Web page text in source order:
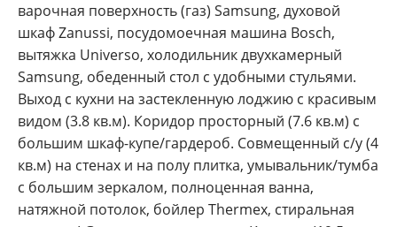
варочная поверхность (газ) Samsung, духовой
шкаф Zanussi, посудомоечная машина Bosch,
вытяжка Universo, холодильник двухкамерный
Samsung, обеденный стол с удобными стульями.
Выход с кухни на застекленную лоджию с красивым
видом (3.8 кв.м). Коридор просторный (7.6 кв.м) с
большим шкаф-купе/гардероб. Совмещенный с/у (4
кв.м) на стенах и на полу плитка, умывальник/тумба
с большим зеркалом, полноценная ванна,
натяжной потолок, бойлер Thermex, стиральная